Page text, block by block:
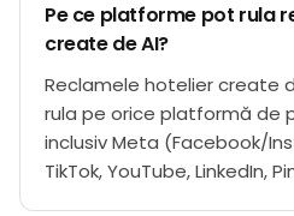
Pe ce platforme pot rula
create de AI?
Reclamele hotelier create
rula pe orice platformă de
inclusiv Meta (Facebook/
TikTok, YouTube, LinkedIn,